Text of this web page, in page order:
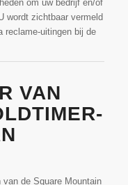
om uw bedrijf en/of
wordt zichtbaar vermeld
reclame-uitingen bij de
VAN
de Square Mountain